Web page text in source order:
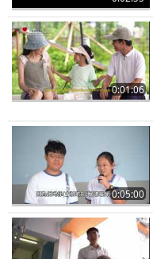
0:01:06
0:05:00